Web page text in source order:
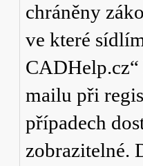
chráněny
ve které
CADHelp.cz“
mailu při
případech
zobrazitelné.